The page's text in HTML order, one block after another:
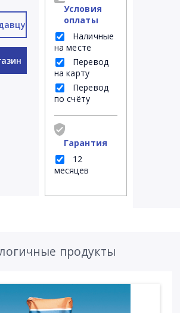
Условия
оплаты
Наличные
на месте
Перевод
на карту
Перевод
по счёту
Гарантия
12
месяцев
продукты